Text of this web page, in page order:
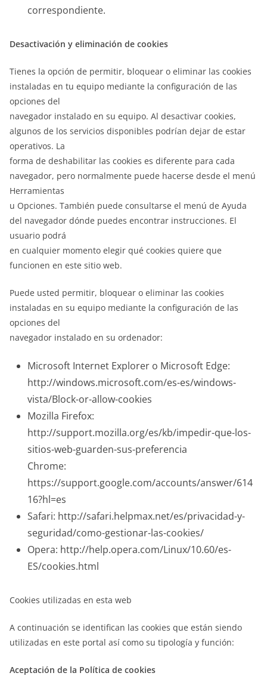
correspondiente.
Desactivación y eliminación de cookies
Tienes la opción de permitir, bloquear o eliminar las cookies
instaladas en tu equipo mediante la configuración de las
opciones del
navegador instalado en su equipo. Al desactivar cookies,
algunos de los servicios disponibles podrían dejar de estar
operativos. La
forma de deshabilitar las cookies es diferente para cada
navegador, pero normalmente puede hacerse desde el menú
Herramientas
u Opciones. También puede consultarse el menú de Ayuda
del navegador dónde puedes encontrar instrucciones. El
usuario podrá
en cualquier momento elegir qué cookies quiere que
funcionen en este sitio web.
Puede usted permitir, bloquear o eliminar las cookies
instaladas en su equipo mediante la configuración de las
opciones del
navegador instalado en su ordenador:
Microsoft Internet Explorer o Microsoft Edge:
http://windows.microsoft.com/es-es/windows-
vista/Block-or-allow-cookies
Mozilla Firefox:
http://support.mozilla.org/es/kb/impedir-que-los-
sitios-web-guarden-sus-preferencia
Chrome:
https://support.google.com/accounts/answer/614
16?hl=es
Safari: http://safari.helpmax.net/es/privacidad-y-
seguridad/como-gestionar-las-cookies/
Opera: http://help.opera.com/Linux/10.60/es-
ES/cookies.html
Cookies utilizadas en esta web
A continuación se identifican las cookies que están siendo
utilizadas en este portal así como su tipología y función:
Aceptación de la Política de cookies